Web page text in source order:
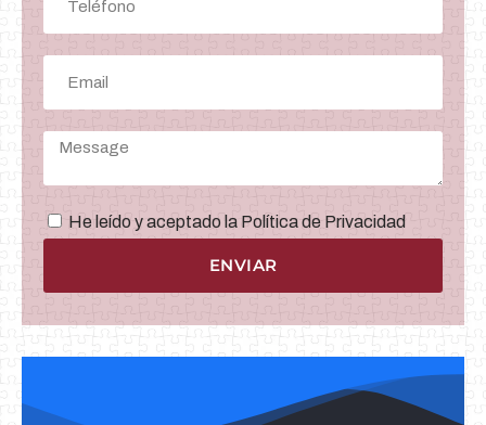
He leído y aceptado la Política de Privacidad
ENVIAR